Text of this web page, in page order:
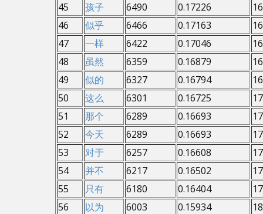
45
孩子 6490 0.17226
46
似乎 6466 0.17163
47
一样 6422 0.17046
48
虽然 6359 0.16879
49
似的 6327 0.16794
50
这么 6301 0.16725
51
那个 6289 0.16693
52
今天 6289 0.16693
53
对于 6257 0.16608
54
并不 6217 0.16502
55
只有 6180 0.16404
56
以为 6003 0.15934